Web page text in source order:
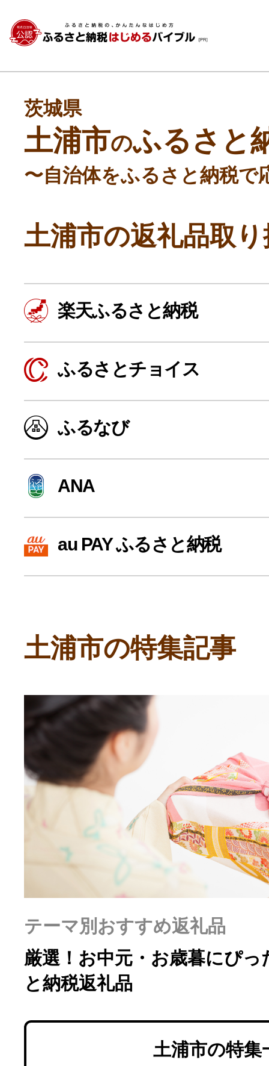
よく見られている返礼品
ふるさと納税徹底比較
寄付上限額シミュレーション
副業・パラレルワーカー
個人事業主・フリーラン
個人事業・フリーランス
ふるさと納税の基礎知識
10秒ぴったり診断
はじめるバイブルとは
よくあるご質問
茨城県
土浦市のふるさと
〜自治体をふるさと納税で
土浦市の返礼品取
楽天ふるさと納税
ふるさとチョイス
ふるなび
ANA
au PAY ふるさと納税
土浦市の特集記事
テーマ別おすすめ返礼品
厳選！お中元・お歳暮にぴ
と納税返礼品
土浦市の特集